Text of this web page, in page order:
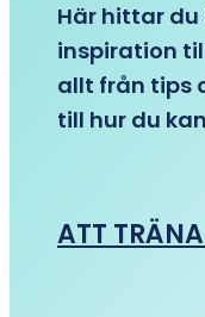
Här hittar
inspiration
allt från tips
till hur du
ATT